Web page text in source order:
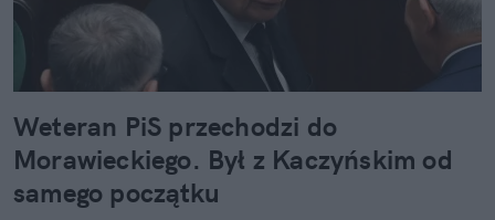
Weteran PiS przechodzi do
Morawieckiego. Był z Kaczyńskim od
samego początku